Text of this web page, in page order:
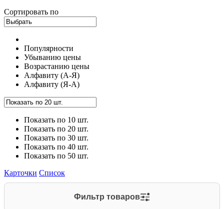
Сортировать по
Популярности
Убыванию цены
Возрастанию цены
Алфавиту (А-Я)
Алфавиту (Я-А)
Показать по 10 шт.
Показать по 20 шт.
Показать по 30 шт.
Показать по 40 шт.
Показать по 50 шт.
Карточки Список
Фильтр товаров